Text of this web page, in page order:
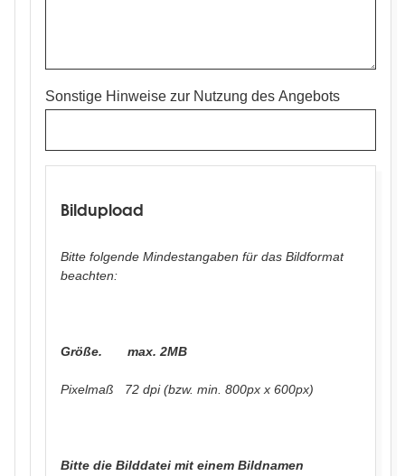
Sonstige Hinweise zur Nutzung des Angebots
Bildupload
Bitte folgende Mindestangaben für das Bildformat
beachten:
Größe. max. 2MB
Pixelmaß 72 dpi (bzw. min. 800px x 600px)
Bitte die Bilddatei mit einem Bildnamen